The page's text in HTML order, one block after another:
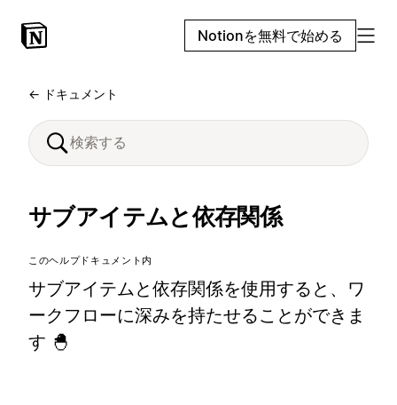
Notionを無料で始める
← ドキュメント
サブアイテムと依存関係
このヘルプドキュメント内
サブアイテムと依存関係を使用すると、ワ
ークフローに深みを持たせることができま
す 🐣